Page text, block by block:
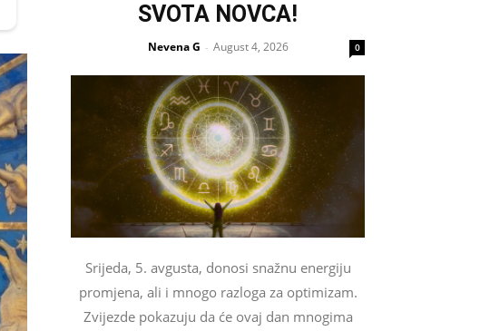
SVOTA NOVCA!
Nevena G - August 4, 2026 0
Srijeda, 5. avgusta, donosi snažnu energiju
promjena, ali i mnogo razloga za optimizam.
Zvijezde pokazuju da će ovaj dan mnogima